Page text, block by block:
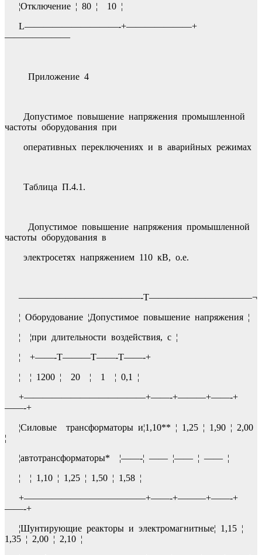
¦Отключение ¦ 80 ¦ 10 ¦
L——————————-+———————+
———————
Приложение 4
Допустимое повышение напряжения промышленной
частоты оборудования при
оперативных переключениях и в аварийных режимах
Таблица П.4.1.
Допустимое повышение напряжения промышленной
частоты оборудования в
электросетях напряжением 110 кВ, о.е.
—————————————-T———————————¬
¦ Оборудование ¦Допустимое повышение напряжения ¦
¦ ¦при длительности воздействия, с ¦
¦ +——-T———T——-T——-+
¦ ¦ 1200 ¦ 20 ¦ 1 ¦ 0,1 ¦
+—————————————+——-+———+——-+
——-+
¦Силовые трансформаторы и¦1,10** ¦ 1,25 ¦ 1,90 ¦ 2,00
¦
¦автотрансформаторы* ¦——-¦ —— ¦—— ¦ —— ¦
¦ ¦ 1,10 ¦ 1,25 ¦ 1,50 ¦ 1,58 ¦
+—————————————+——-+———+——-+
——-+
¦Шунтирующие реакторы и электромагнитные¦ 1,15 ¦
1,35 ¦ 2,00 ¦ 2,10 ¦